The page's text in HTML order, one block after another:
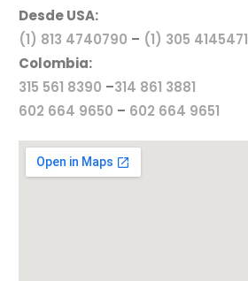
Desde USA:
(1) 813 4740790 – (1) 305 4145471
Colombia:
315 561 8390 –314 861 3881
602 664 9650 – 602 664 9651